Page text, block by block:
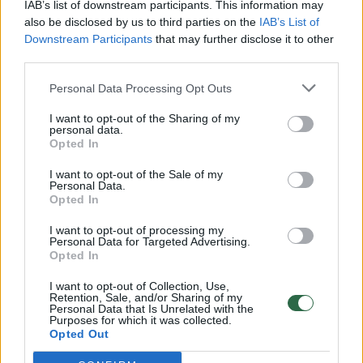
IAB’s list of downstream participants. This information may
also be disclosed by us to third parties on the IAB’s List of
Downstream Participants that may further disclose it to other
Personal Data Processing Opt Outs
I want to opt-out of the Sharing of my
personal data.
Opted In
I want to opt-out of the Sale of my
Personal Data.
Opted In
I want to opt-out of processing my
Personal Data for Targeted Advertising.
Opted In
I want to opt-out of Collection, Use,
Retention, Sale, and/or Sharing of my
Personal Data that Is Unrelated with the
Purposes for which it was collected.
Opted Out
vaiko gyvybių išgelbėti nepavyko
Žinios | Lietuvos diena
00:00:57
32 laipsnių šilumos
Žinios | Orai
V. Zalužno pasisakymą laiko bandymu įsitvirtinti
Ukrainos politikoje: jis yra neteisus
Laidos | Nauja diena
00:00:57
Sinoptikai atsakė, kokiais orais užbaigsime darbo
savaitę: karščiai atsitrauks
Žinios | Orai